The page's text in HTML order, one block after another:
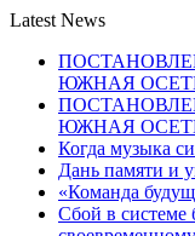
Latest News
ЮЖНАЯ
ЮЖНАЯ
Когда музыка
Дань памяти и
«Команда
Сбой в системе